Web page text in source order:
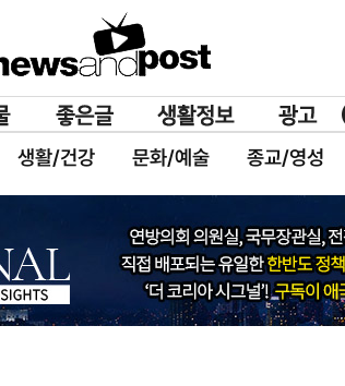
생활/건강 문화/예술 종교/영성